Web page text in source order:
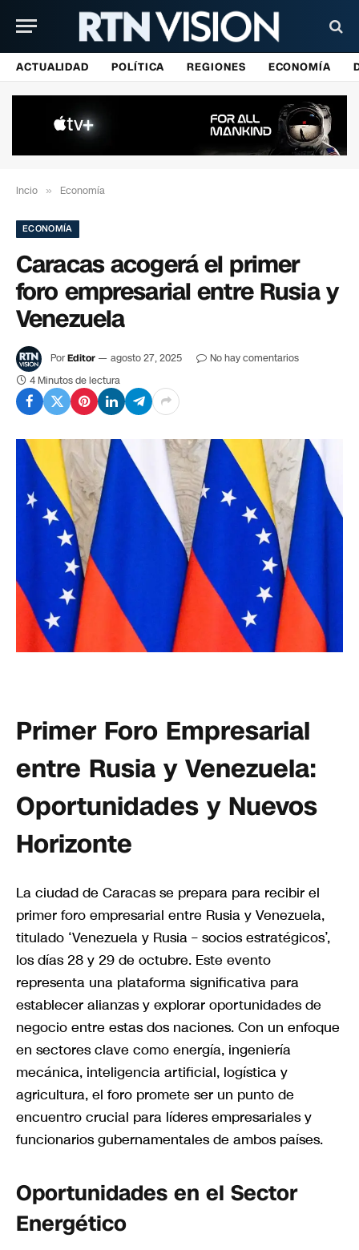
ACTUALIDAD POLÍTICA REGIONES ECONOMÍA
Incio » Economía
ECONOMÍA
Caracas acogerá el primer
foro empresarial entre Rusia y
Venezuela
PorEditor agosto 27, 2025
No hay comentarios
4 Minutos de lectura
Primer Foro Empresarial
entre Rusia y Venezuela:
Oportunidades y Nuevos
Horizonte
La ciudad de Caracas se prepara para recibir el
primer foro empresarial entre Rusia y Venezuela,
titulado ‘Venezuela y Rusia – socios estratégicos’,
los días 28 y 29 de octubre. Este evento
representa una plataforma significativa para
establecer alianzas y explorar oportunidades de
negocio entre estas dos naciones. Con un enfoque
en sectores clave como energía, ingeniería
mecánica, inteligencia artificial, logística y
agricultura, el foro promete ser un punto de
encuentro crucial para líderes empresariales y
funcionarios gubernamentales de ambos países.
Oportunidades en el Sector
Energético